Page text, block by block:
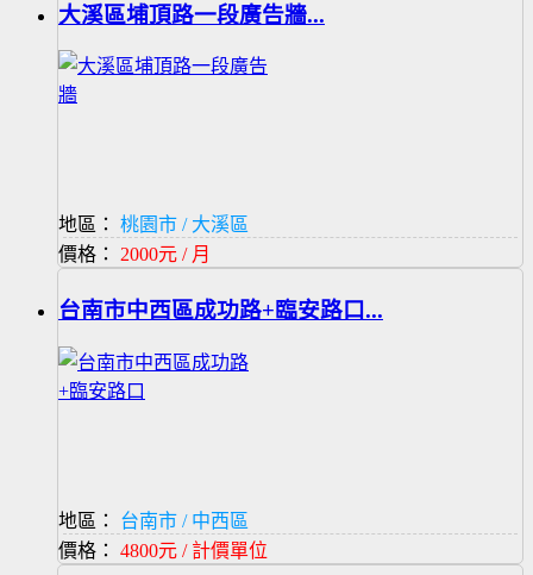
大溪區埔頂路一段廣告牆...
地區：
桃園市 / 大溪區
價格： 2000元 / 月
台南市中西區成功路+臨安路口...
地區：
台南市 / 中西區
價格： 4800元 / 計價單位